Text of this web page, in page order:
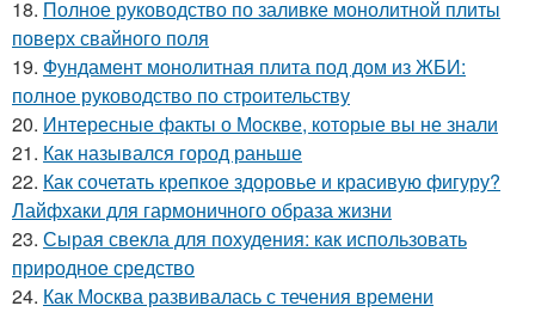
18. Полное руководство по заливке монолитной плиты
поверх свайного поля
19. Фундамент монолитная плита под дом из ЖБИ:
полное руководство по строительству
20. Интересные факты о Москве, которые вы не знали
21. Как назывался город раньше
22. Как сочетать крепкое здоровье и красивую фигуру?
Лайфхаки для гармоничного образа жизни
23. Сырая свекла для похудения: как использовать
природное средство
24. Как Москва развивалась с течения времени